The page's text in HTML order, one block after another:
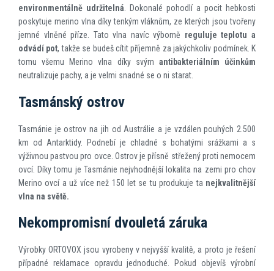
environmentálně udržitelná . Dokonalé pohodlí a pocit hebkosti
poskytuje merino vlna díky tenkým vláknům, ze kterých jsou tvořeny
jemné vlněné příze. Tato vlna navíc výborně reguluje teplotu a
odvádí pot, takže se budeš cítit příjemně za jakýchkoliv podmínek. K
tomu všemu Merino vlna díky svým antibakteriálním účinkům
neutralizuje pachy, a je velmi snadné se o ni starat.
Tasmánský ostrov
Tasmánie je ostrov na jih od Austrálie a je vzdálen pouhých 2.500
km od Antarktidy. Podnebí je chladné s bohatými srážkami a s
výživnou pastvou pro ovce. Ostrov je přísně střežený proti nemocem
ovcí. Díky tomu je Tasmánie nejvhodnější lokalita na zemi pro chov
Merino ovcí a už více než 150 let se tu produkuje ta nejkvalitnější
vlna na světě.
Nekompromisní dvouletá záruka
Výrobky ORTOVOX jsou vyrobeny v nejvyšší kvalitě, a proto je řešení
případné reklamace opravdu jednoduché. Pokud objevíš výrobní